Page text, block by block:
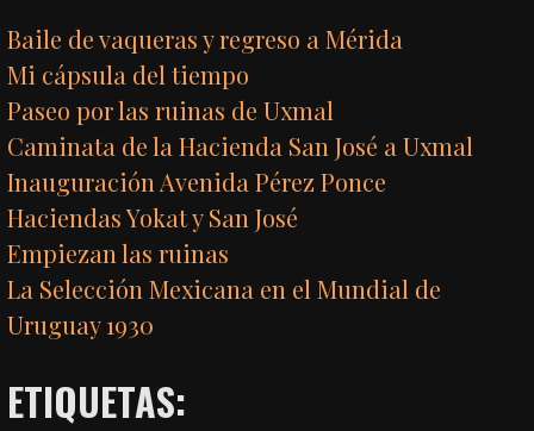
Baile de vaqueras y regreso a Mérida
Mi cápsula del tiempo
Paseo por las ruinas de Uxmal
Caminata de la Hacienda San José a Uxmal
Inauguración Avenida Pérez Ponce
Haciendas Yokat y San José
Empiezan las ruinas
La Selección Mexicana en el Mundial de
Uruguay 1930
ETIQUETAS: